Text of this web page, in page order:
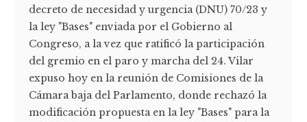
decreto de necesidad y urgencia (DNU) 70/23 y
la ley "Bases" enviada por el Gobierno al
Congreso, a la vez que ratificó la participación
del gremio en el paro y marcha del 24. Vilar
expuso hoy en la reunión de Comisiones de la
Cámara baja del Parlamento, donde rechazó la
modificación propuesta en la ley "Bases" para la